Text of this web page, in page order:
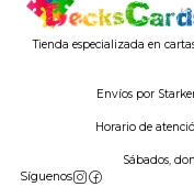
Tienda especializada en
Envíos por
Horario de
Sábados,
Síguenos